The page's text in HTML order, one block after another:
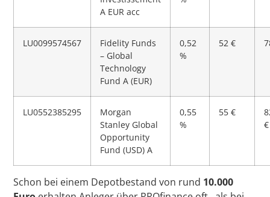
A EUR acc
LU0099574567
Fidelity Funds
– Global
Technology
Fund A (EUR)
0,52
%
52 €
LU0552385295
Morgan
Stanley Global
Opportunity
Fund (USD) A
0,55
%
55 €
€
Schon bei einem Depotbestand von rund 10.000